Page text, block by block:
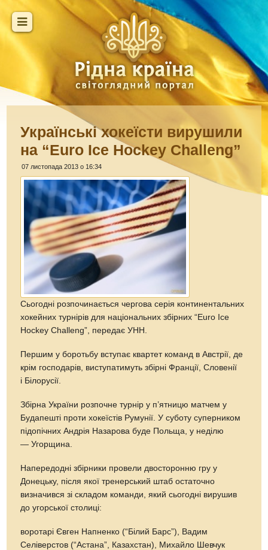
Українські хокеїсти вирушили
на “Euro Ice Hockey Challeng”
07 листопада 2013 о 16:34
Сьогодні розпочинається чергова серія континентальних
хокейних турнірів для національних збірних “Euro Ice
Hockey Challeng”, передає УНН.
Першим у боротьбу вступає квартет команд в Австрії, де
крім господарів, виступатимуть збірні Франції, Словенії
і Білорусії.
Збірна України розпочне турнір у п’ятницю матчем у
Будапешті проти хокеїстів Румунії. У суботу суперником
підопічних Андрія Назарова буде Польща, у неділю
— Угорщина.
Напередодні збірники провели двосторонню гру у
Донецьку, після якої тренерський штаб остаточно
визначився зі складом команди, який сьогодні вирушив
до угорської столиці:
воротарі Євген Напненко (“Білий Барс”), Вадим
Селіверстов (“Астана”, Казахстан), Михайло Шевчук